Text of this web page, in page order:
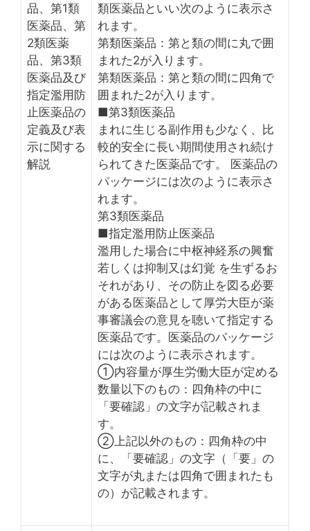
品、第1類
医薬品、第
2類医薬
品、第3類
医薬品及び
指定濫用防
止医薬品の
定義及び表
示に関する
解説
類医薬品といい次のように表示さ
れます。
第類医薬品：第と類の間に丸で囲
まれた2が入ります。
第類医薬品：第と類の間に四角で
囲まれた2が入ります。
■第3類医薬品
まれに生じる副作用も少なく、比
較的安全に長い期間使用され続け
られてきた医薬品です。 医薬品の
パッケージには次のように表示さ
れます。
第3類医薬品
■指定濫用防止医薬品
濫用した場合に中枢神経系の興奮
若しくは抑制又は幻覚 を生ずるお
それがあり、その防止を図る必要
がある医薬品として厚労大臣が薬
事審議会の意見を聴いて指定する
医薬品です。医薬品のパッケージ
には次のように表示されます。
①内容量が厚生労働大臣が定める
数量以下のもの：四角枠の中に
「要確認」の文字が記載されま
す。
②上記以外のもの：四角枠の中
に、「要確認」の文字（「要」の
文字が丸または四角で囲まれたも
の）が記載されます。